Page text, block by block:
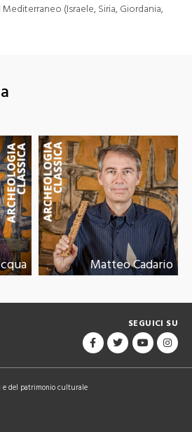
(Israele, Siria, Giordania,
Matteo Cadario
SEGUICI SU
del patrimonio culturale